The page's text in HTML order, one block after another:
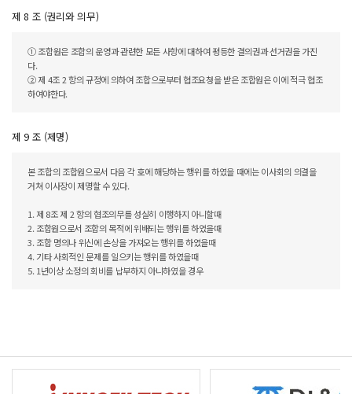
제 8 조 (권리와 의무)
① 조합원은 조합의 운영과 관련한 모든 사항에 대하여 평등한 결의권과 선거권을 가진
다.
② 제 4조 2 항의 규정에 의하여 조합으로부터 협조요청을 받은 조합원은 이에 적극 협조
하여야한다.
제 9 조 (제명)
본 조합의 조합원으로서 다음 각 호에 해당하는 행위를 하였을 때에는 이사회의 의결을
거쳐 이사장이 제명할 수 있다.
1. 제 8조 제 2 항의 협조의무를 성실히 이행하지 아니할때
2. 조합원으로서 조합의 목적에 위배되는 행위를 하였을때
3. 조합 명의나 위신에 손상을 가져오는 행위를 하였을때
4. 기타 사회적인 문제를 일으키는 행위를 하였을때
5. 1년이상 소정의 회비를 납부하지 아니하였을 경우